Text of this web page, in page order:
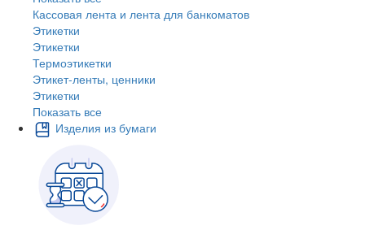
Кассовая лента и лента для банкоматов
Этикетки
Этикетки
Термоэтикетки
Этикет-ленты, ценники
Этикетки
Показать все
Изделия из бумаги